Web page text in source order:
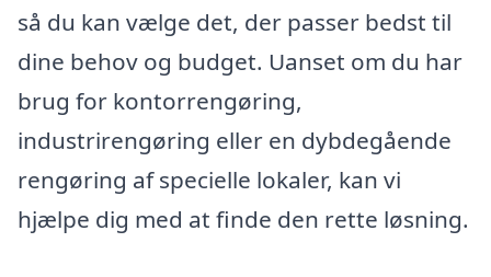
så du kan vælge det, der passer bedst til
dine behov og budget. Uanset om du har
brug for kontorrengøring,
industrirengøring eller en dybdegående
rengøring af specielle lokaler, kan vi
hjælpe dig med at finde den rette løsning.